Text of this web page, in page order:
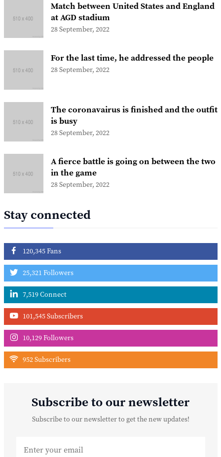
Match between United States and England
at AGD stadium
28 September, 2022
For the last time, he addressed the people
28 September, 2022
The coronavairus is finished and the outfit
is busy
28 September, 2022
A fierce battle is going on between the two
in the game
28 September, 2022
Stay connected
120,345 Fans
25,321 Followers
7,519 Connect
101,545 Subscribers
10,129 Followers
952 Subscribers
Subscribe to our newsletter
Subscribe to our newsletter to get the new updates!